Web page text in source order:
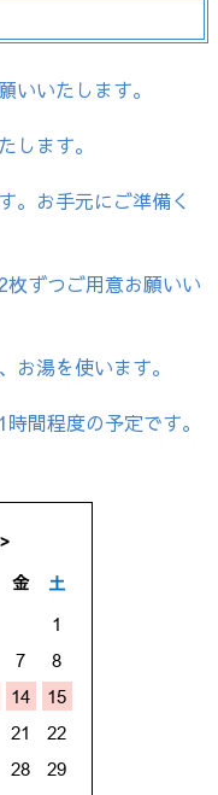
いいたします。
します。
。お手元にご準備く
枚ずつご用意お願いい
お湯を使います。
間程度の予定です。